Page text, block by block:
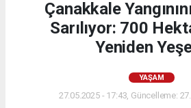
Çanakkale
Sarılıyor: 700
Yeniden
YAŞAM
27.05.2025 - 17:43, Güncelleme: